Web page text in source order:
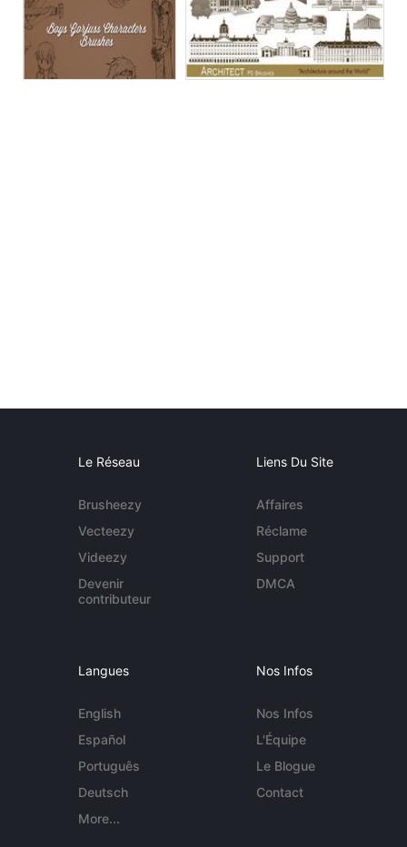
Le Réseau
Brusheezy
Vecteezy
Videezy
Devenir
contributeur
Liens Du Site
Affaires
Réclame
Support
DMCA
Langues
English
Español
Português
Deutsch
More...
Nos Infos
Nos Infos
L'Équipe
Le Blogue
Contact